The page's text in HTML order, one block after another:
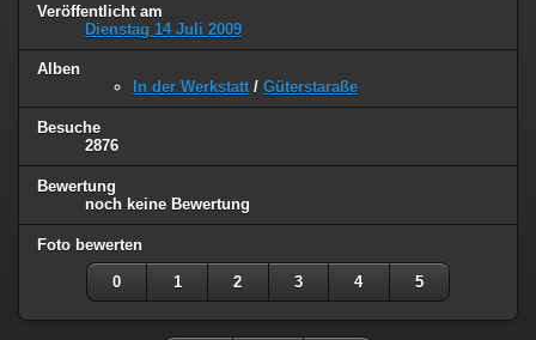
Veröffentlicht am
Dienstag 14 Juli 2009
Alben
In der Werkstatt / Güterstaraße
Besuche
2876
Bewertung
noch keine Bewertung
Foto bewerten
0 1 2 3 4 5